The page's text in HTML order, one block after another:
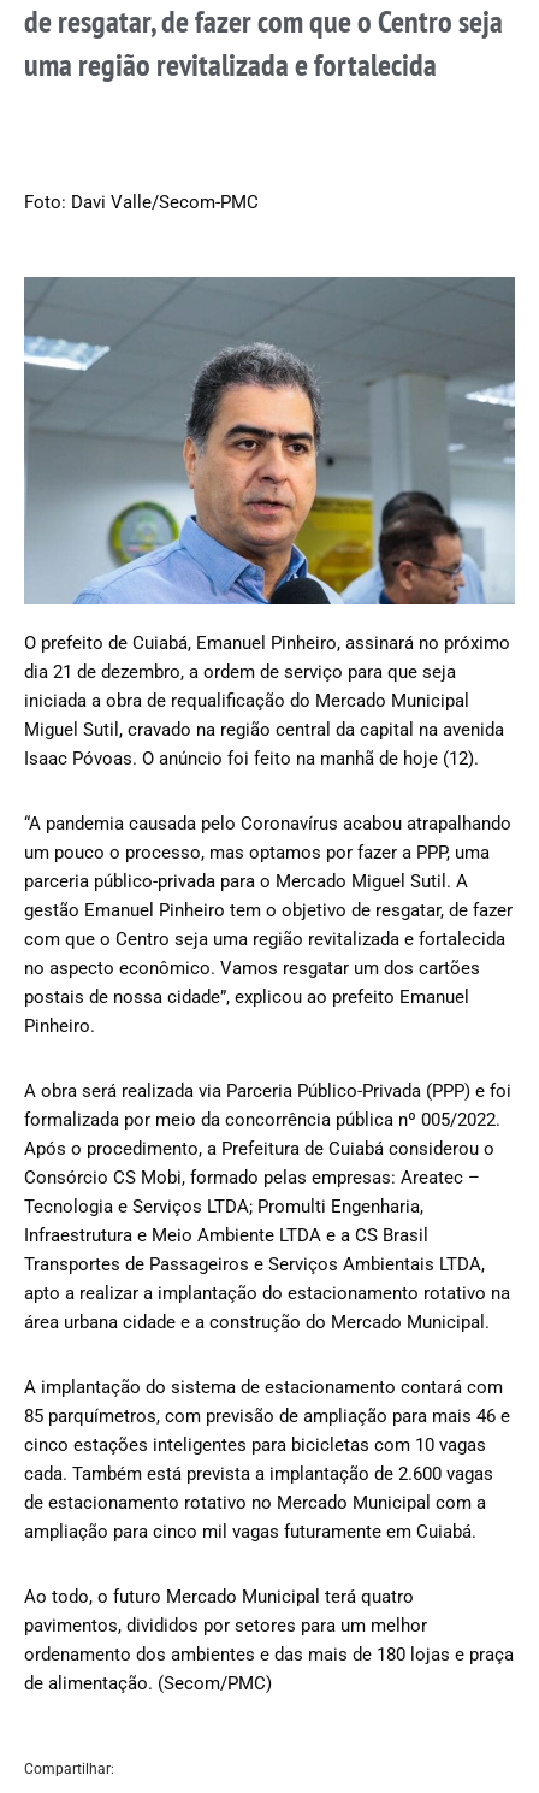
de resgatar, de fazer com que o Centro seja
uma região revitalizada e fortalecida
Foto: Davi Valle/Secom-PMC
O prefeito de Cuiabá, Emanuel Pinheiro, assinará no próximo
dia 21 de dezembro, a ordem de serviço para que seja
iniciada a obra de requalificação do Mercado Municipal
Miguel Sutil, cravado na região central da capital na avenida
Isaac Póvoas. O anúncio foi feito na manhã de hoje (12).
“A pandemia causada pelo Coronavírus acabou atrapalhando
um pouco o processo, mas optamos por fazer a PPP, uma
parceria público-privada para o Mercado Miguel Sutil. A
gestão Emanuel Pinheiro tem o objetivo de resgatar, de fazer
com que o Centro seja uma região revitalizada e fortalecida
no aspecto econômico. Vamos resgatar um dos cartões
postais de nossa cidade”, explicou ao prefeito Emanuel
Pinheiro.
A obra será realizada via Parceria Público-Privada (PPP) e foi
formalizada por meio da concorrência pública nº 005/2022.
Após o procedimento, a Prefeitura de Cuiabá considerou o
Consórcio CS Mobi, formado pelas empresas: Areatec –
Tecnologia e Serviços LTDA; Promulti Engenharia,
Infraestrutura e Meio Ambiente LTDA e a CS Brasil
Transportes de Passageiros e Serviços Ambientais LTDA,
apto a realizar a implantação do estacionamento rotativo na
área urbana cidade e a construção do Mercado Municipal.
A implantação do sistema de estacionamento contará com
85 parquímetros, com previsão de ampliação para mais 46 e
cinco estações inteligentes para bicicletas com 10 vagas
cada. Também está prevista a implantação de 2.600 vagas
de estacionamento rotativo no Mercado Municipal com a
ampliação para cinco mil vagas futuramente em Cuiabá.
Ao todo, o futuro Mercado Municipal terá quatro
pavimentos, divididos por setores para um melhor
ordenamento dos ambientes e das mais de 180 lojas e praça
de alimentação. (Secom/PMC)
Compartilhar: